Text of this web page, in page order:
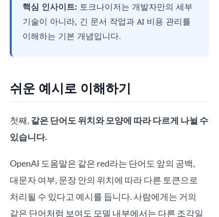
핵심 인사이트: 토크나이저는 개발자만의 세부
기술이 아니라, 긴 문서 작업과 AI 비용 관리를
이해하는 기본 개념입니다.
쉬운 예시로 이해하기
첫째, 같은 단어도 위치와 모양에 따라 다르게 나뉠 수
있습니다.
OpenAI 도움말은 같은 red라는 단어도 앞의 공백,
대문자 여부, 문장 안의 위치에 따라 다른 토큰으로
처리될 수 있다고 예시를 듭니다. 사람에게는 거의
같은 단어처럼 보여도 모델 내부에서는 다른 조각일